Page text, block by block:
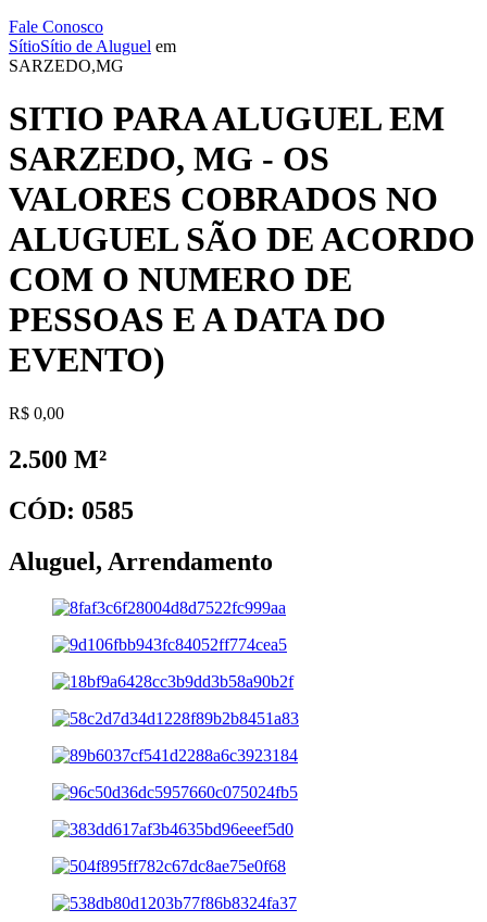
Fale Conosco
SítioSítio de Aluguel em
SARZEDO,MG
SITIO PARA ALUGUEL EM
SARZEDO, MG - OS
VALORES COBRADOS NO
ALUGUEL SÃO DE ACORDO
COM O NUMERO DE
PESSOAS E A DATA DO
EVENTO)
R$ 0,00
2.500 M²
CÓD: 0585
Aluguel, Arrendamento